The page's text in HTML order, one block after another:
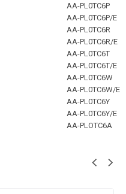
AA-PL0TC6P
AA-PL0TC6P/E
AA-PL0TC6R
AA-PL0TC6R/E
AA-PL0TC6T
AA-PL0TC6T/E
AA-PL0TC6W
AA-PL0TC6W/E
AA-PL0TC6Y
AA-PL0TC6Y/E
AA-PLOTC6A